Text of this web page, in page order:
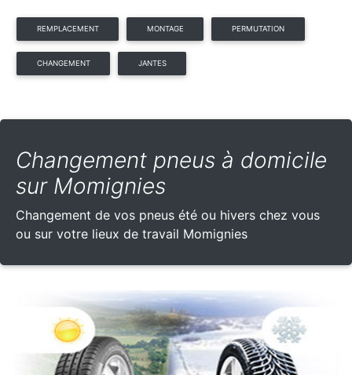
REMPLACEMENT MONTAGE PERMUTATION
CHANGEMENT JANTES
Changement pneus à domicile
sur Momignies
Changement de vos pneus été ou hivers chez vous
ou sur votre lieux de travail Momignies